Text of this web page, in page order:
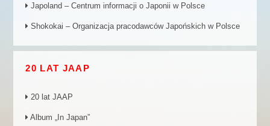
Japoland – Centrum informacji o Japonii w Polsce
Shokokai – Organizacja pracodawców Japońskich w Polsce
20 LAT JAAP
20 lat JAAP
Album „In Japan”